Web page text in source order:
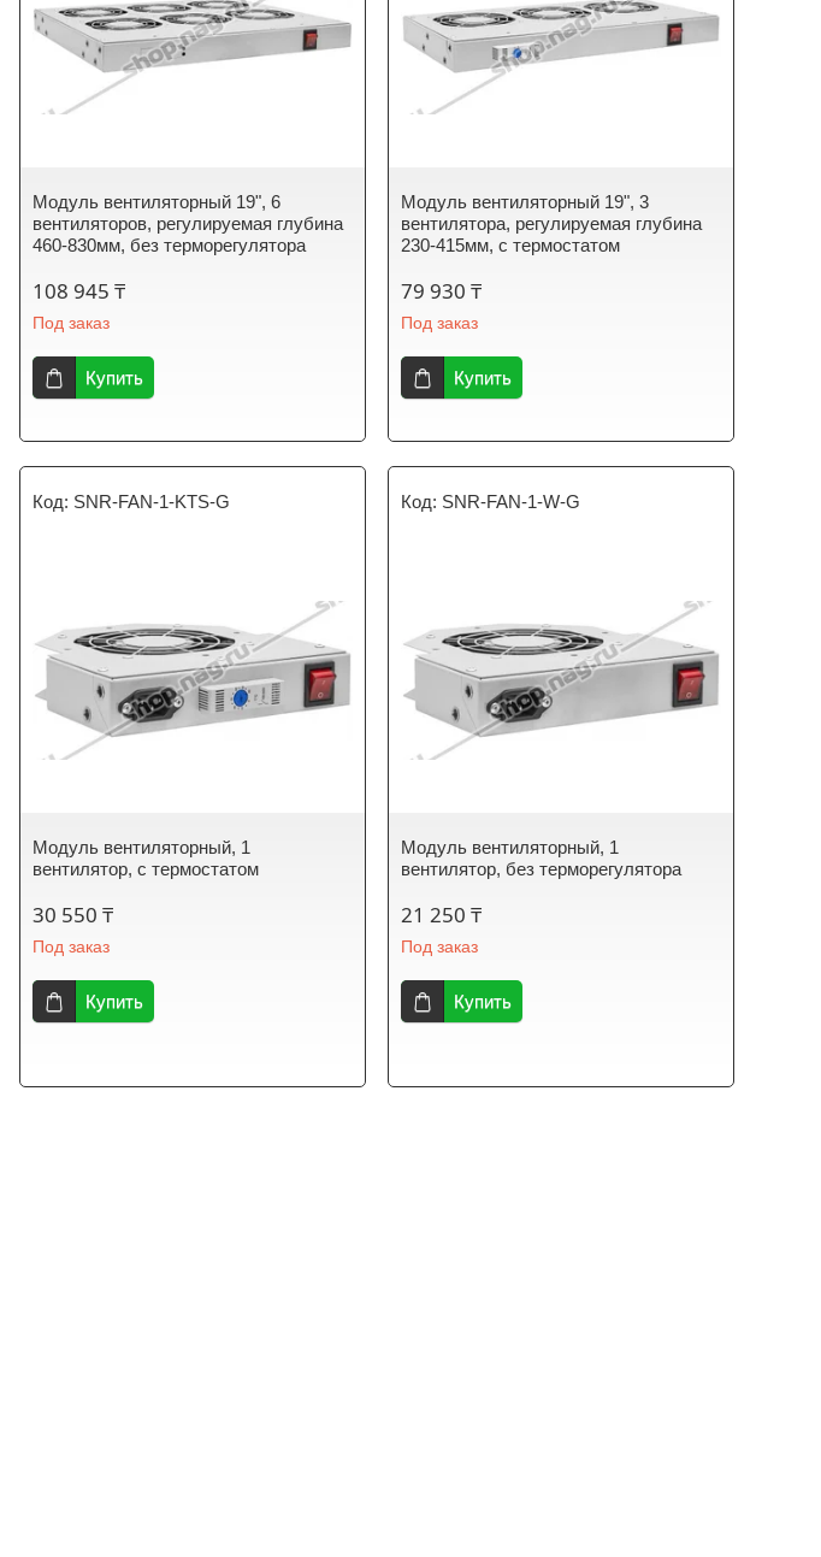
Модуль вентиляторный 19", 6
вентиляторов, регулируемая глубина
460-830мм, без терморегулятора
108 945 ₸
Под заказ
Купить
Модуль вентиляторный 19", 3
вентилятора, регулируемая глубина
230-415мм, с термостатом
79 930 ₸
Под заказ
Купить
SNR-FAN-1-KTS-G
Модуль вентиляторный, 1
вентилятор, с термостатом
30 550 ₸
Под заказ
Купить
SNR-FAN-1-W-G
Модуль вентиляторный, 1
вентилятор, без терморегулятора
21 250 ₸
Под заказ
Купить